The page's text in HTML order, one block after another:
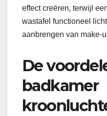
effect creëren, terwijl
wastafel functioneel
aanbrengen van make-
De
badkamer